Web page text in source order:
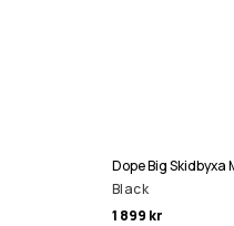
Dope Big Skidbyxa
Black
1 899 kr